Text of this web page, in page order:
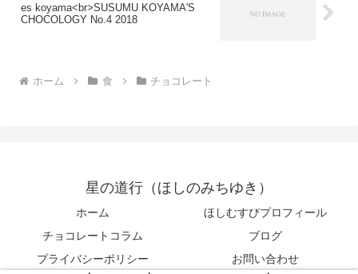
es koyama<br>SUSUMU KOYAMA'S
CHOCOLOGY No.4 2018
ホーム 食 チョコレート
星の道行（ほしのみちゆき）
ホーム
ほしむすびプロフィール
チョコレートコラム
ブログ
プライバシーポリシー
お問い合わせ